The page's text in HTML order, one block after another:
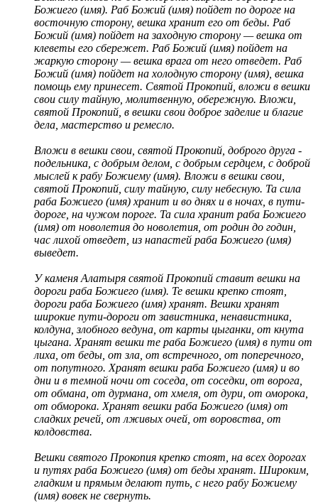
Божиего (имя). Раб Божий (имя) пойдет по дороге на
восточную сторону, вешка хранит его от беды. Раб
Божий (имя) пойдет на заходную сторону — вешка от
клеветы его сбережет. Раб Божий (имя) пойдет на
жаркую сторону — вешка врага от него отведет. Раб
Божий (имя) пойдет на холодную сторону (имя), вешка
помощь ему принесет. Святой Прокопий, вложи в вешки
свои силу тайную, молитвенную, обережную. Вложи,
святой Прокопий, в вешки свои доброе заделие и благие
дела, мастерство и ремесло.
Вложи в вешки свои, святой Прокопий, доброго друга -
подельника, с добрым делом, с добрым сердцем, с доброй
мыслей к рабу Божиему (имя). Вложи в вешки свои,
святой Прокопий, силу тайную, силу небесную. Та сила
раба Божиего (имя) хранит и во днях и в ночах, в пути-
дороге, на чужом пороге. Та сила хранит раба Божиего
(имя) от новолетия до новолетия, от родин до годин,
час лихой отведет, из напастей раба Божиего (имя)
выведет.
У каменя Алатыря святой Прокопий ставит вешки на
дороги раба Божиего (имя). Те вешки крепко стоят,
дороги раба Божиего (имя) хранят. Вешки хранят
широкие пути-дороги от завистника, ненавистника,
колдуна, злобного ведуна, от карты цыганки, от кнута
цыгана. Хранят вешки те раба Божиего (имя) в пути от
лиха, от беды, от зла, от встречного, от поперечного,
от попутного. Хранят вешки раба Божиего (имя) и во
дни и в темной ночи от соседа, от соседки, от ворога,
от обмана, от дурмана, от хмеля, от дури, от оморока,
от обморока. Хранят вешки раба Божиего (имя) от
сладких речей, от лживых очей, от воровства, от
колдовства.
Вешки святого Прокопия крепко стоят, на всех дорогах
и путях раба Божиего (имя) от беды хранят. Широким,
гладким и прямым делают путь, с него рабу Божиему
(имя) вовек не свернуть.